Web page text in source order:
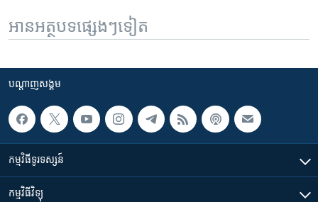
អានអត្ថបទផ្សេងៗទៀត
បណ្តាញ​សង្គម
កម្មវិធី​ទូរទស្សន៍
កម្មវិធី​វិទ្យុ